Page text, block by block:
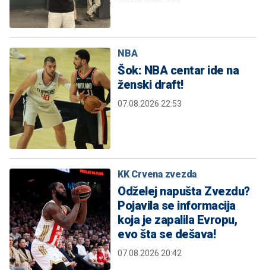
NBA
Šok: NBA centar ide na
ženski draft!
07.08.2026 22:53
KK Crvena zvezda
Odželej napušta Zvezdu?
Pojavila se informacija
koja je zapalila Evropu,
evo šta se dešava!
07.08.2026 20:42